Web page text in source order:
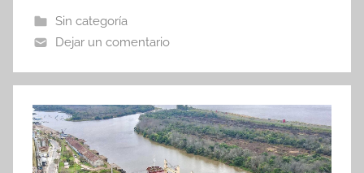
b
o
o
k
A
p
p
tir
Sin categoría
Dejar un comentario